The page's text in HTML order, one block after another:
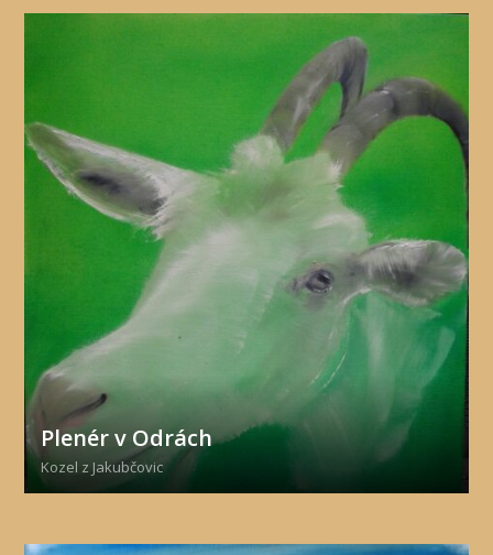
Plenér v Odrách
Kozel z Jakubčovic